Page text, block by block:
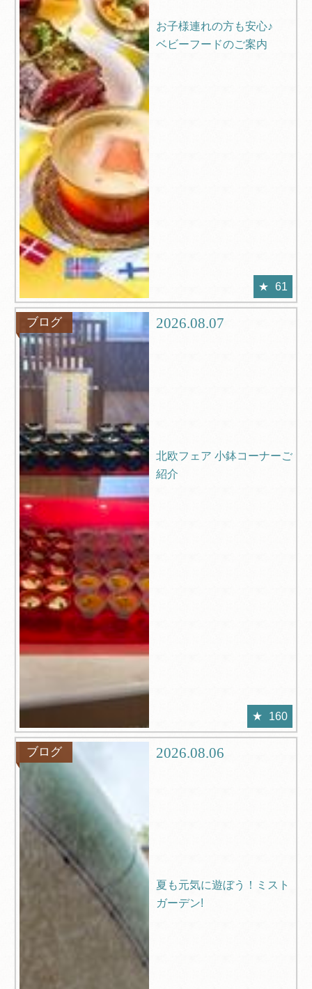
お子様連れの方も安心♪
ベビーフードのご案内
61
ブログ 2026.08.07
北欧フェア 小鉢コーナーご
紹介
160
ブログ 2026.08.06
夏も元気に遊ぼう！ミスト
ガーデン!